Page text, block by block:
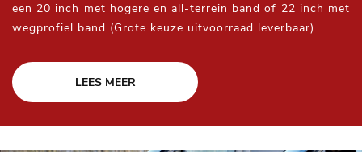
een 20 inch met hogere en all-terrein band of 22 inch met
wegprofiel band (Grote keuze uitvoorraad leverbaar)
LEES MEER